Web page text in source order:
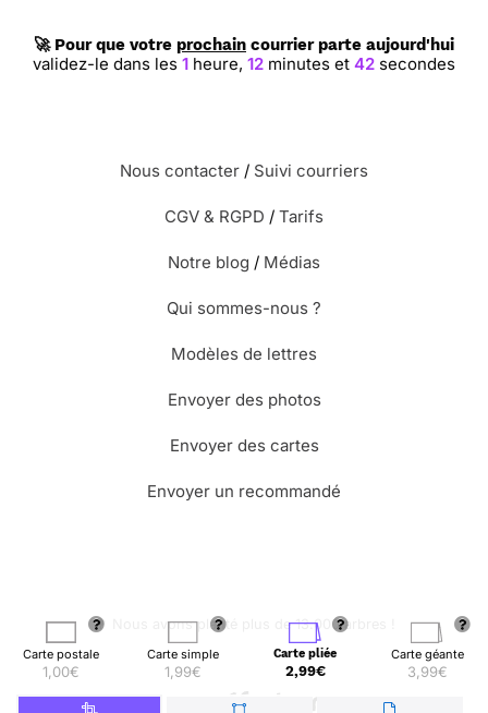
Carte postale
1,00€
Carte simple
1,99€
Carte pliée
2,99€
Carte géante
3,99€
🚀 Pour que votre prochain courrier parte aujourd'hui
validez-le dans les1 heure,12 minutes et41secondes
Nous contacter / Suivi courriers
CGV & RGPD / Tarifs
Notre blog / Médias
Qui sommes-nous ?
Modèles de lettres
Envoyer des photos
Envoyer des cartes
Envoyer un recommandé
🌳 Nous avons planté plus de 13.000 arbres !